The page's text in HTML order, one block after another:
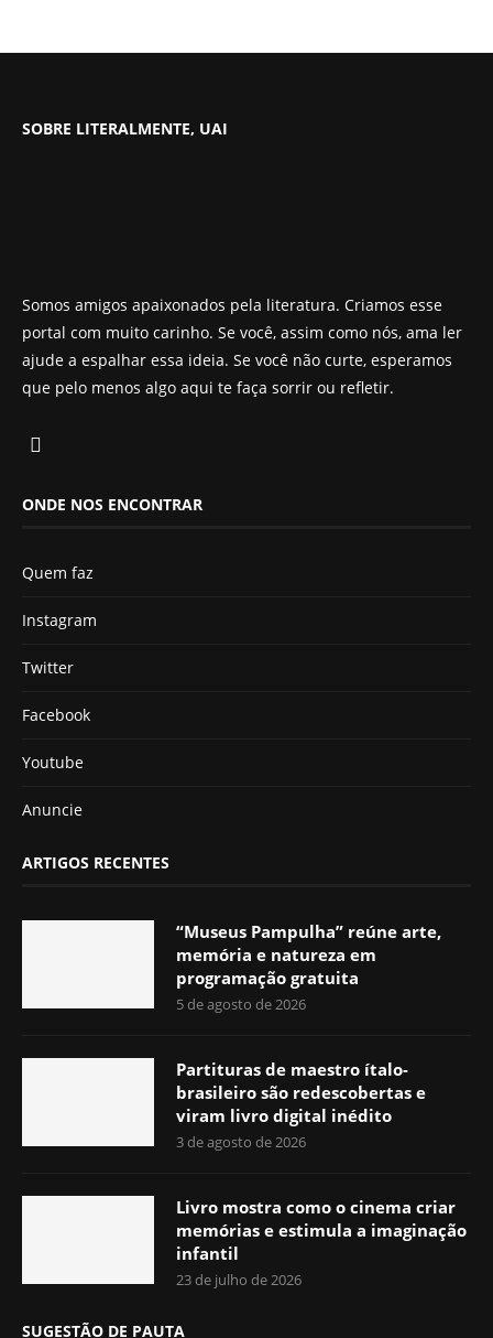
SOBRE LITERALMENTE, UAI
Somos amigos apaixonados pela literatura. Criamos esse
portal com muito carinho. Se você, assim como nós, ama ler
ajude a espalhar essa ideia. Se você não curte, esperamos
que pelo menos algo aqui te faça sorrir ou refletir.
ONDE NOS ENCONTRAR
Quem faz
Instagram
Twitter
Facebook
Youtube
Anuncie
ARTIGOS RECENTES
“Museus Pampulha” reúne arte,
memória e natureza em
programação gratuita
5 de agosto de 2026
Partituras de maestro ítalo-
brasileiro são redescobertas e
viram livro digital inédito
3 de agosto de 2026
Livro mostra como o cinema criar
memórias e estimula a imaginação
infantil
23 de julho de 2026
SUGESTÃO DE PAUTA